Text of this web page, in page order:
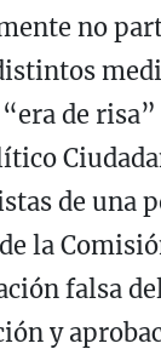
no
de
de una
la
falsa
y